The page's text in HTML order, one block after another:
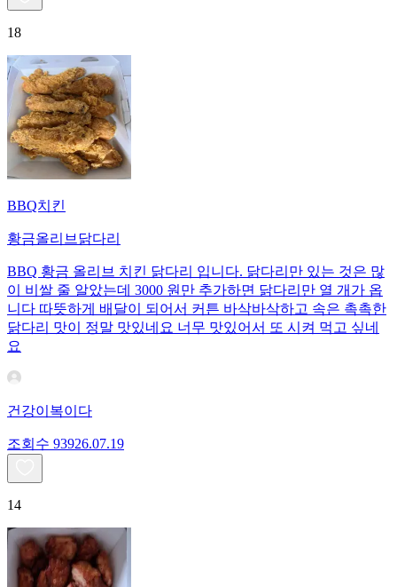
18
BBQ치킨
황금올리브닭다리
BBQ 황금 올리브 치킨 닭다리 입니다. 닭다리만 있는 것은 많
이 비쌀 줄 알았는데 3000 원만 추가하면 닭다리만 열 개가 옵
니다 따뜻하게 배달이 되어서 커튼 바삭바삭하고 속은 촉촉한
닭다리 맛이 정말 맛있네요 너무 맛있어서 또 시켜 먹고 싶네
요
건강이복이다
조회수 93926.07.19
14